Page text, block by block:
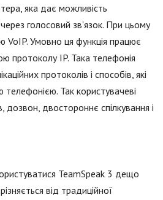
яка дає можливість
через голосовий зв'язок. При цьому
VoIP. Умовно ця функція працює
протоколу IP. Така телефонія
протоколів і способів, які
Так користувачеві
дозвон, двостороннє спілкування і
TeamSpeak 3 дещо
від традиційної